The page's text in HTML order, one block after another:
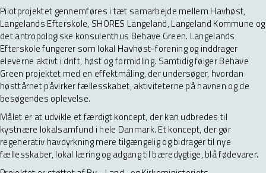
Pilotprojektet gennemføres i tæt samarbejde mellem Havhøst,
Langelands Efterskole, SHORES Langeland, Langeland Kommune og
det antropologiske konsulenthus Behave Green. Langelands
Efterskole fungerer som lokal Havhøst-forening og inddrager
eleverne aktivt i drift, høst og formidling. Samtidig følger Behave
Green projektet med en effektmåling, der undersøger, hvordan
høsttårnet påvirker fællesskabet, aktiviteterne på havnen og de
besøgendes oplevelse.
Målet er at udvikle et færdigt koncept, der kan udbredes til
kystnære lokalsamfund i hele Danmark. Et koncept, der gør
regenerativ havdyrkning mere tilgængelig og bidrager til nye
fællesskaber, lokal læring og adgang til bæredygtige, blå fødevarer.